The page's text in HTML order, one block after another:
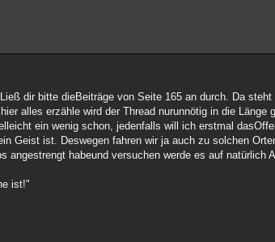
dir bitte dieBeiträge von Seite 165 an durch. Da
alles erzähle wird der Thread nurunnötig in die Länge
ein wenig schon, jedenfalls will ich erstmal
Geist ist. Deswegen fahren wir ja auch zu solchen
habeund versuchen werde es auf natürlich
ist!"